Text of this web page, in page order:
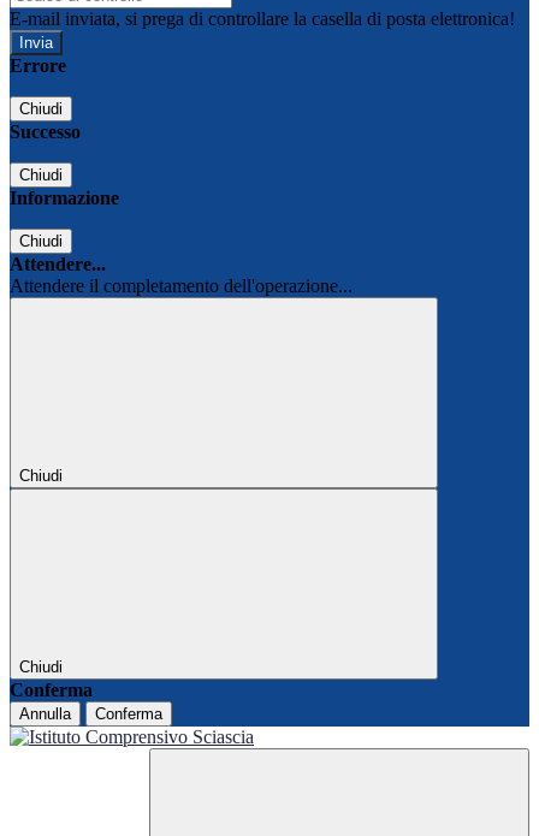
E-mail inviata, si prega di controllare la casella di posta elettronica!
Errore
Chiudi
Successo
Chiudi
Informazione
Chiudi
Attendere...
Attendere il completamento dell'operazione...
Chiudi
Chiudi
Conferma
Annulla Conferma